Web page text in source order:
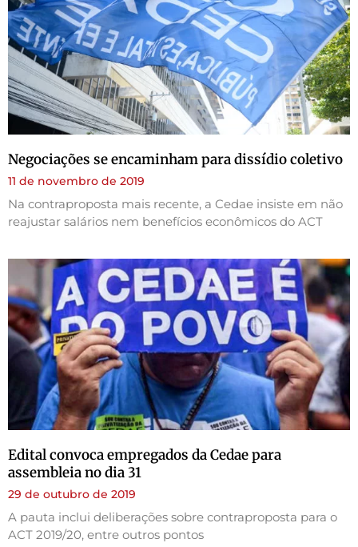
Negociações se encaminham para dissídio coletivo
11 de novembro de 2019
Na contraproposta mais recente, a Cedae insiste em não
reajustar salários nem benefícios econômicos do ACT
Edital convoca empregados da Cedae para
assembleia no dia 31
29 de outubro de 2019
A pauta inclui deliberações sobre contraproposta para o
ACT 2019/20, entre outros pontos